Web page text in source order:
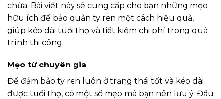
chữa. Bài viết này sẽ cung cấp cho bạn những mẹo
hữu ích để bảo quản ty ren một cách hiệu quả,
giúp kéo dài tuổi thọ và tiết kiệm chi phí trong quá
trình thi công.
Mẹo từ chuyên gia
Để đảm bảo ty ren luôn ở trạng thái tốt và kéo dài
được tuổi thọ, có một số mẹo mà bạn nên lưu ý. Đầu